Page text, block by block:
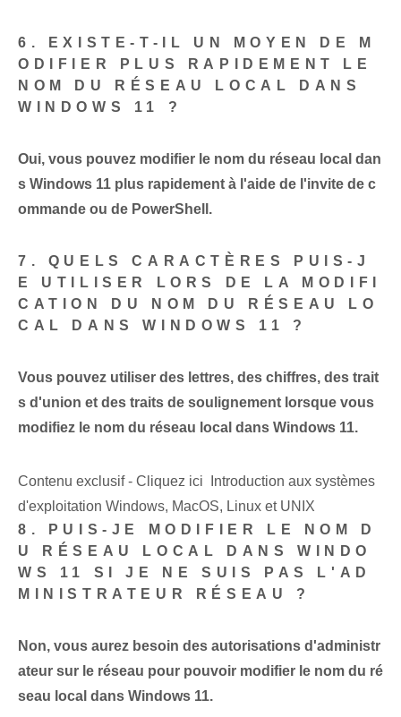
6. EXISTE-T-IL UN MOYEN DE M
ODIFIER PLUS RAPIDEMENT LE
NOM DU RÉSEAU LOCAL DANS
WINDOWS 11 ?
Oui, vous pouvez modifier le nom du réseau local dan
s Windows 11 plus rapidement à l'aide de l'invite de c
ommande ou de PowerShell.
7. QUELS CARACTÈRES PUIS-J
E UTILISER LORS DE LA MODIFI
CATION DU NOM DU RÉSEAU LO
CAL DANS WINDOWS 11 ?
Vous pouvez utiliser des lettres, des chiffres, des trait
s d'union et des traits de soulignement lorsque vous
modifiez le nom du réseau local dans Windows 11.
Contenu exclusif - Cliquez ici Introduction aux systèmes
d'exploitation Windows, MacOS, Linux et UNIX
8. PUIS-JE MODIFIER LE NOM D
U RÉSEAU LOCAL DANS WINDO
WS 11 SI JE NE SUIS PAS L'AD
MINISTRATEUR RÉSEAU ?
Non, vous aurez besoin des autorisations d'administr
ateur sur le réseau pour pouvoir modifier le nom du ré
seau local dans Windows 11.